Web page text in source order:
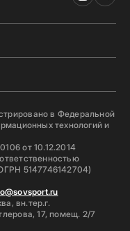
в Федеральной
технологий и
от 10.12.2014
5147746142704)
вн.тер.г.
17, помещ. 2/7